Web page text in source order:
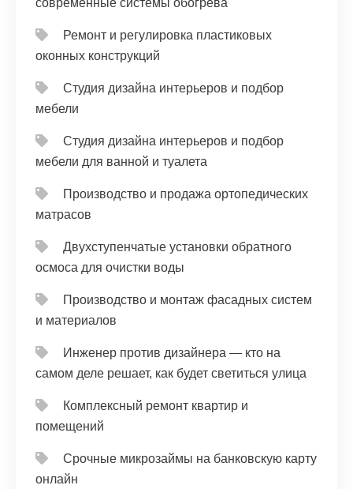
современные системы обогрева
Ремонт и регулировка пластиковых
оконных конструкций
Студия дизайна интерьеров и подбор
мебели
Студия дизайна интерьеров и подбор
мебели для ванной и туалета
Производство и продажа ортопедических
матрасов
Двухступенчатые установки обратного
осмоса для очистки воды
Производство и монтаж фасадных систем
и материалов
Инженер против дизайнера — кто на
самом деле решает, как будет светиться улица
Комплексный ремонт квартир и
помещений
Срочные микрозаймы на банковскую карту
онлайн